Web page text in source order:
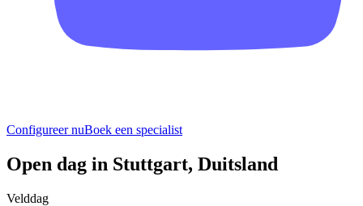
Configureer nuBoek een specialist
Open dag in Stuttgart, Duitsland
Velddag